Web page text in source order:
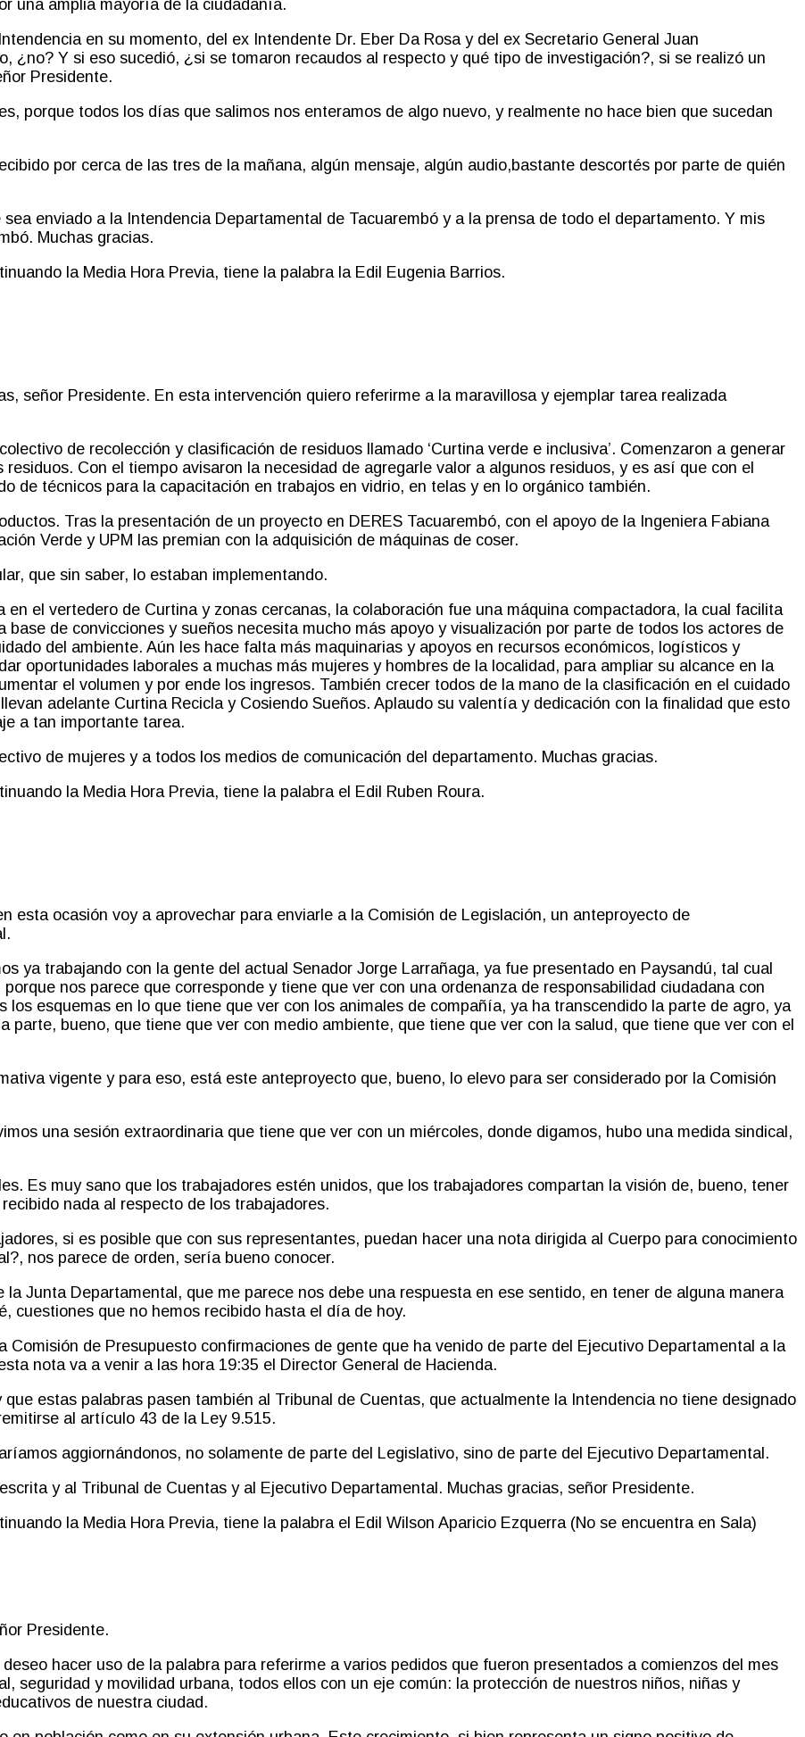
una amplia mayoría de la ciudadanía.
en su momento, del ex Intendente Dr. Eber Da Rosa y del ex Secretario General Juan
¿no? Y si eso sucedió, ¿si se tomaron recaudos al respecto y qué tipo de investigación?, si se realizó un
Presidente.
, porque todos los días que salimos nos enteramos de algo nuevo, y realmente no hace bien que sucedan
por cerca de las tres de la mañana, algún mensaje, algún audio,bastante descortés por parte de quién
enviado a la Intendencia Departamental de Tacuarembó y a la prensa de todo el departamento. Y mis
Muchas gracias.
la Media Hora Previa, tiene la palabra la Edil Eugenia Barrios.
señor Presidente. En esta intervención quiero referirme a la maravillosa y ejemplar tarea realizada
de recolección y clasificación de residuos llamado ‘Curtina verde e inclusiva’. Comenzaron a generar
Con el tiempo avisaron la necesidad de agregarle valor a algunos residuos, y es así que con el
de técnicos para la capacitación en trabajos en vidrio, en telas y en lo orgánico también.
Tras la presentación de un proyecto en DERES Tacuarembó, con el apoyo de la Ingeniera Fabiana
Verde y UPM las premian con la adquisición de máquinas de coser.
, que sin saber, lo estaban implementando.
en el vertedero de Curtinay zonas cercanas, la colaboración fue una máquina compactadora, la cual facilita
de convicciones y sueños necesita mucho más apoyo y visualización por parte de todos los actores de
del ambiente. Aún les hace falta más maquinarias y apoyos en recursos económicos, logísticos y
oportunidades laborales a muchas más mujeres y hombres de la localidad, para ampliar su alcance en la
el volumen y por ende los ingresos. También crecer todos de la mano de la clasificación en el cuidado
adelante Curtina Recicla y Cosiendo Sueños. Aplaudo su valentía y dedicación con la finalidad que esto
a tan importante tarea.
de mujeres y a todos los medios de comunicación del departamento. Muchas gracias.
la Media Hora Previa, tiene la palabra el Edil Ruben Roura.
esta ocasión voy a aprovechar para enviarle a la Comisión de Legislación, un anteproyecto de
ya trabajando con la gente del actual Senador Jorge Larrañaga, ya fue presentado en Paysandú, tal cual
nos parece que corresponde y tiene que ver con una ordenanza de responsabilidad ciudadana con
esquemas en lo que tiene que ver con los animales de compañía, ya ha transcendido la parte de agro, ya
parte, bueno, que tiene que ver con medio ambiente, que tiene que ver con la salud, que tiene que ver con el
vigente y para eso, está este anteproyecto que, bueno, lo elevo para ser considerado por la Comisión
una sesión extraordinaria que tiene que ver con un miércoles, donde digamos, hubo una medida sindical,
Es muy sano que los trabajadores estén unidos, que los trabajadores compartan la visión de, bueno, tener
nada al respecto de los trabajadores.
si es posible que con sus representantes, puedan hacer una nota dirigida al Cuerpo para conocimiento
?, nos parece de orden, sería bueno conocer.
la Junta Departamental, que me parece nos debe una respuesta en ese sentido, en tener de alguna manera
cuestiones que no hemos recibido hasta el día de hoy.
Comisión de Presupuesto confirmaciones de gente que ha venido de parte del Ejecutivo Departamental a la
nota va a venir a las hora 19:35 el Director General de Hacienda.
estas palabras pasen también al Tribunal de Cuentas, que actualmente la Intendencia no tiene designado
al artículo 43 de la Ley 9.515.
aggiornándonos, no solamente de parte del Legislativo, sino de parte del Ejecutivo Departamental.
y al Tribunal de Cuentas y al Ejecutivo Departamental. Muchas gracias, señor Presidente.
la Media Hora Previa, tiene la palabra el Edil Wilson Aparicio Ezquerra (No se encuentra en Sala)
Presidente.
hacer uso de la palabra para referirme a varios pedidos que fueron presentados a comienzos del mes
seguridad y movilidad urbana, todos ellos con un eje común: la protección de nuestros niños, niñas y
de nuestra ciudad.